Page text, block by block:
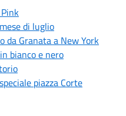
di luglio
da Granata a New York
bianco e nero
piazza Corte